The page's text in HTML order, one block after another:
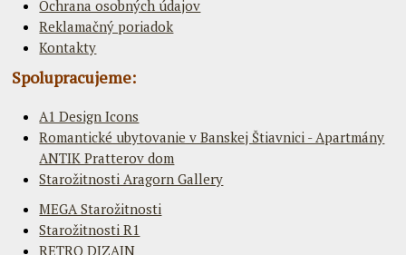
Ochrana osobných údajov
Reklamačný poriadok
Kontakty
Spolupracujeme:
A1 Design Icons
Romantické ubytovanie v Banskej Štiavnici - Apartmány
ANTIK Pratterov dom
Starožitnosti Aragorn Gallery
MEGA Starožitnosti
Starožitnosti R1
RETRO DIZAJN